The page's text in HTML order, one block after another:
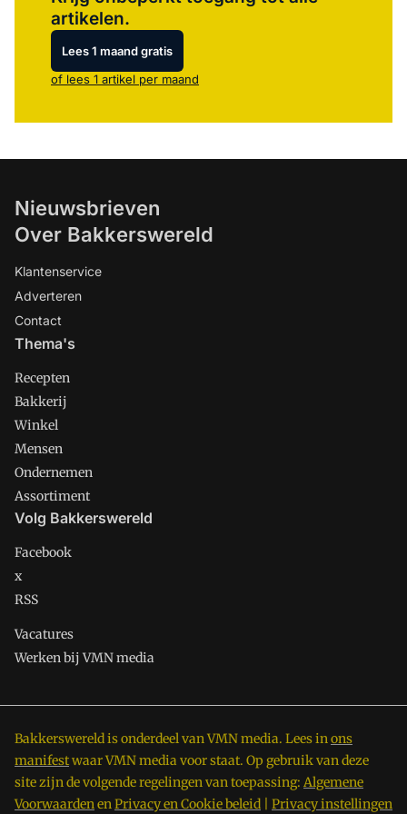
artikelen.
Lees 1 maand gratis
of lees 1 artikel per maand
Nieuwsbrieven
Over Bakkerswereld
Klantenservice
Adverteren
Contact
Thema's
Recepten
Bakkerij
Winkel
Mensen
Ondernemen
Assortiment
Volg Bakkerswereld
Facebook
x
RSS
Vacatures
Werken bij VMN media
Bakkerswereld is onderdeel van VMN media. Lees inons
manifestwaar VMN media voor staat. Op gebruik van deze
site zijn de volgende regelingen van toepassing: Algemene
VoorwaardenenPrivacy en Cookie beleid Privacy instellingen